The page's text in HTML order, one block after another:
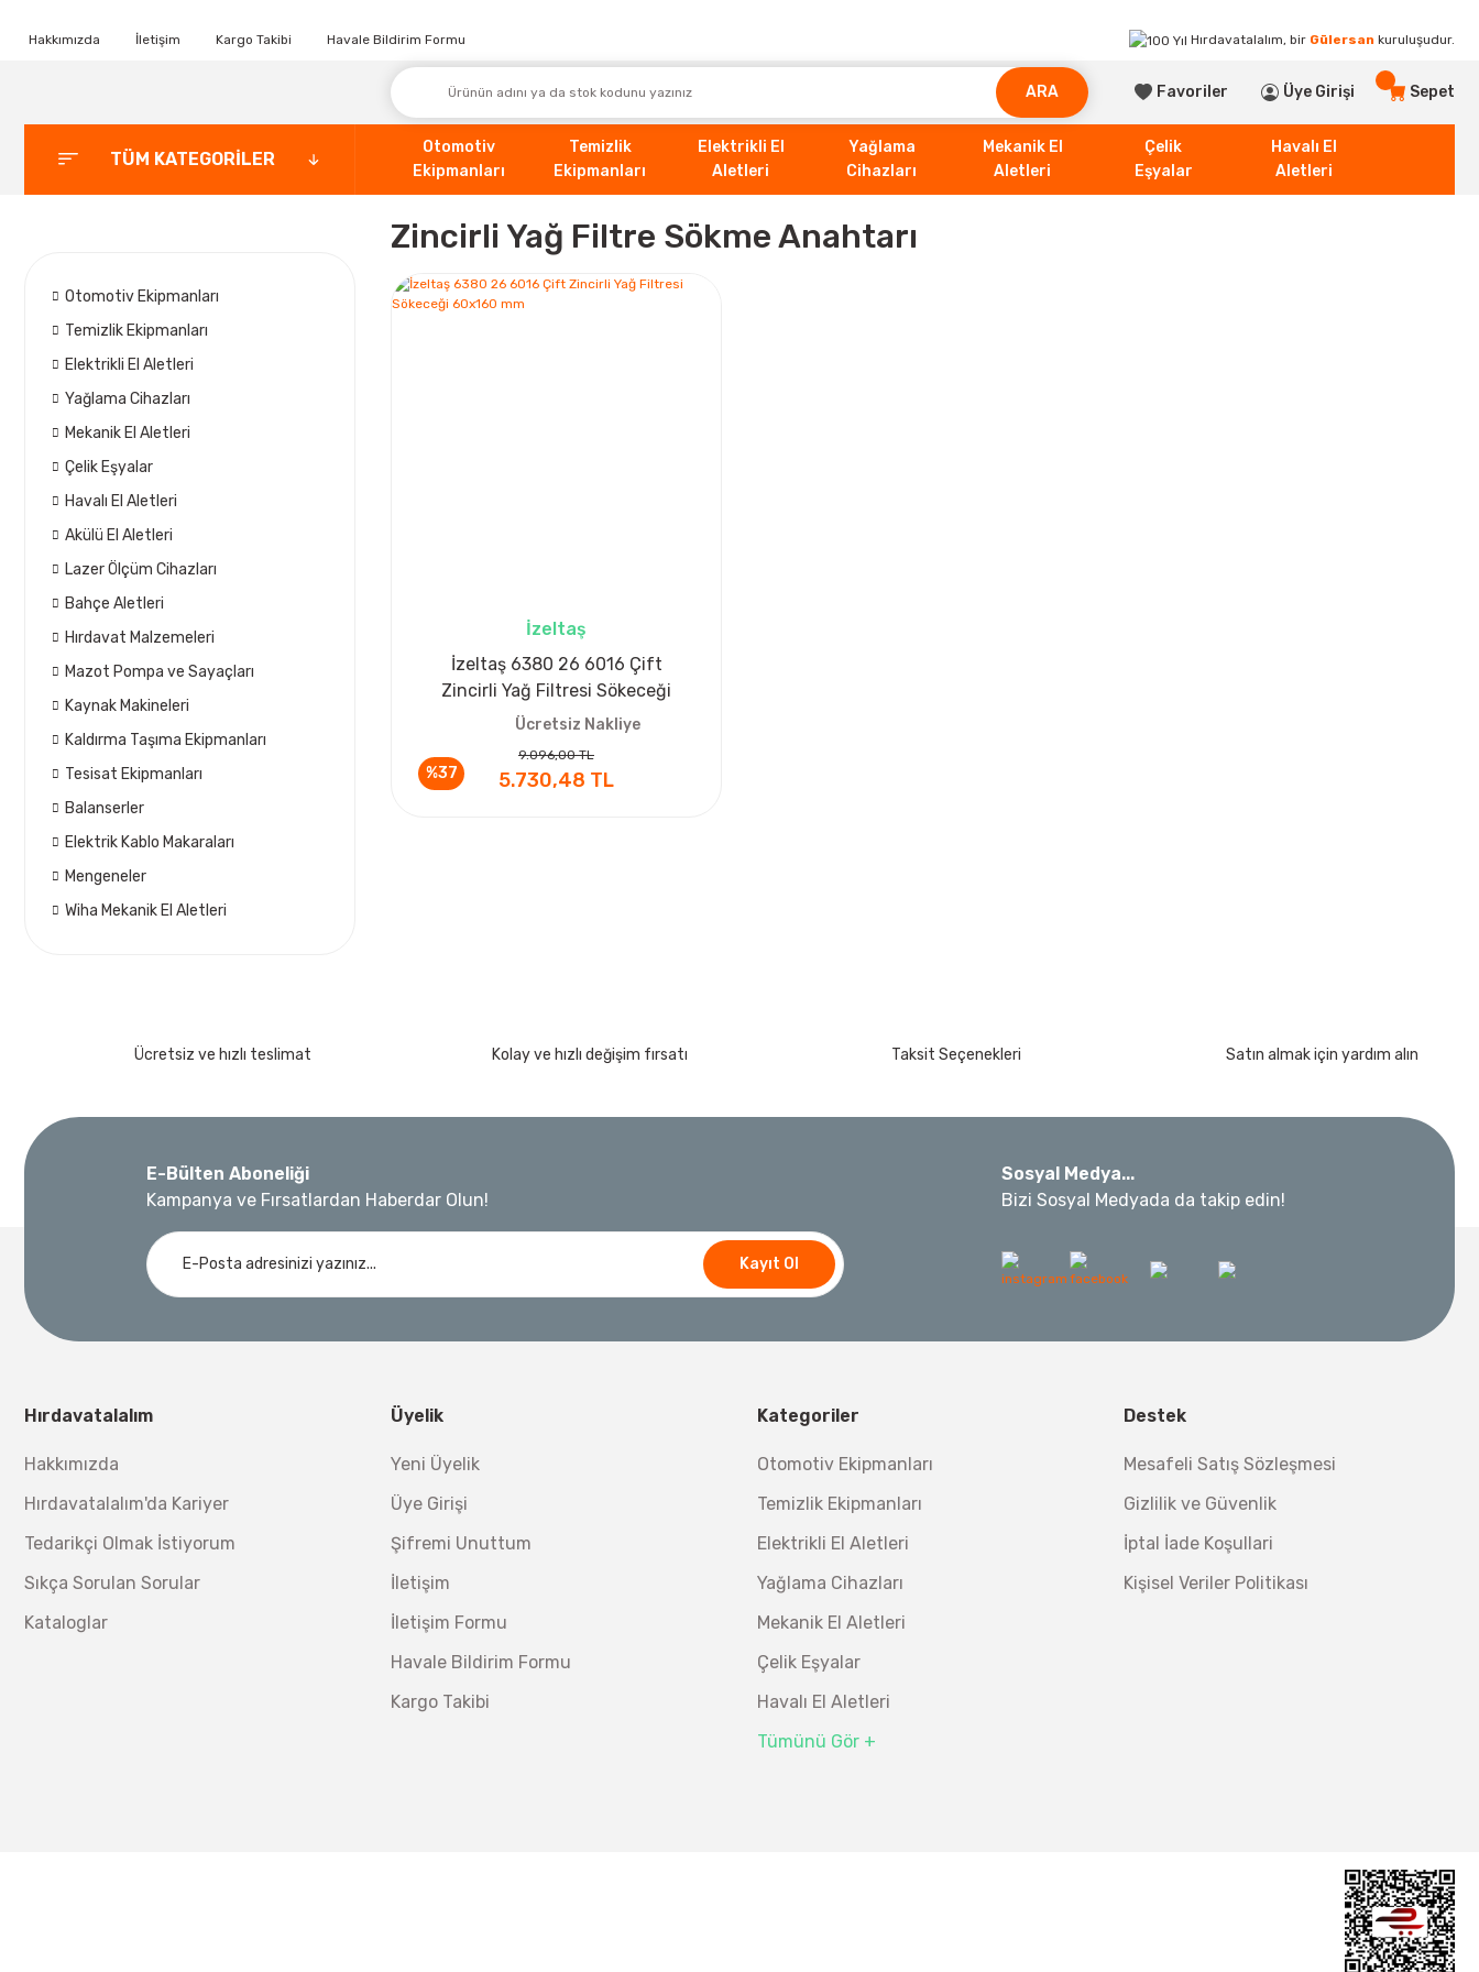
Hakkımızda İletişim Kargo Takibi Havale Bildirim Formu Hırdavatalalım, bir Gülersan kuruluşudur.
ARA Favoriler Üye Girişi Sepet
TÜM KATEGORİLER
Otomotiv
Ekipmanları
Temizlik
Ekipmanları
Elektrikli El
Aletleri
Yağlama
Cihazları
Mekanik El
Aletleri
Çelik
Eşyalar
Havalı El
Aletleri
Otomotiv Ekipmanları
Temizlik Ekipmanları
Elektrikli El Aletleri
Yağlama Cihazları
Mekanik El Aletleri
Çelik Eşyalar
Havalı El Aletleri
Akülü El Aletleri
Lazer Ölçüm Cihazları
Bahçe Aletleri
Hırdavat Malzemeleri
Mazot Pompa ve Sayaçları
Kaynak Makineleri
Kaldırma Taşıma Ekipmanları
Tesisat Ekipmanları
Balanserler
Elektrik Kablo Makaraları
Mengeneler
Wiha Mekanik El Aletleri
Zincirli Yağ Filtre Sökme Anahtarı
%37
İzeltaş
İzeltaş 6380 26 6016 Çift
Zincirli Yağ Filtresi Sökeceği
60x160 mm
Ücretsiz Nakliye
9.096,00 TL
5.730,48 TL
Ücretsiz ve hızlı teslimat Kolay ve hızlı değişim fırsatı Taksit Seçenekleri Satın almak için yardım alın
E-Bülten Aboneliği
Kampanya ve Fırsatlardan Haberdar Olun!
Kayıt Ol
Sosyal Medya...
Bizi Sosyal Medyada da takip edin!
Hırdavatalalım
Hakkımızda
Hırdavatalalım'da Kariyer
Tedarikçi Olmak İstiyorum
Sıkça Sorulan Sorular
Kataloglar
Üyelik
Yeni Üyelik
Üye Girişi
Şifremi Unuttum
İletişim
İletişim Formu
Havale Bildirim Formu
Kargo Takibi
Kategoriler
Otomotiv Ekipmanları
Temizlik Ekipmanları
Elektrikli El Aletleri
Yağlama Cihazları
Mekanik El Aletleri
Çelik Eşyalar
Havalı El Aletleri
Tümünü Gör +
Destek
Mesafeli Satış Sözleşmesi
Gizlilik ve Güvenlik
İptal İade Koşullari
Kişisel Veriler Politikası